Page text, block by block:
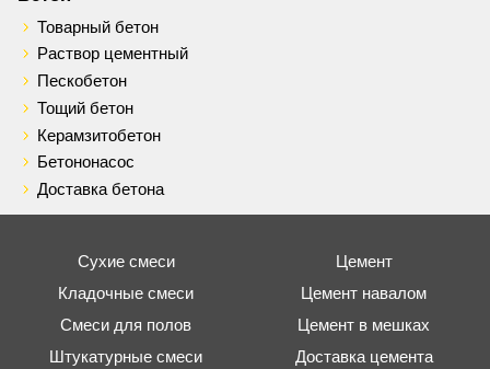
Товарный бетон
Раствор цементный
Пескобетон
Тощий бетон
Керамзитобетон
Бетононасос
Доставка бетона
Сухие смеси
Кладочные смеси
Смеси для полов
Штукатурные смеси
Цемент
Цемент навалом
Цемент в мешках
Доставка цемента